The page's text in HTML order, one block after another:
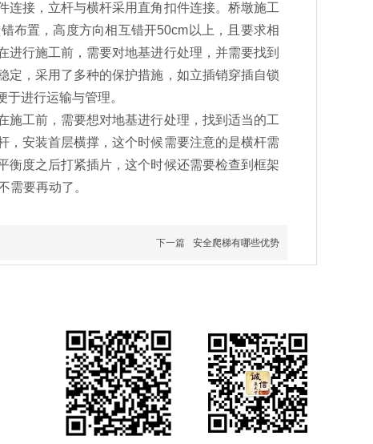
接，立杆与横杆采用直角扣件连接。桥墩施工
布置，高度方向相互错开50cm以上，且要求相
行施工前，需要对地基进行处理，并需要找到
定，采用了多种的保护措施，如立插销穿插自锁
进行运输与管理。
工前，需要想对地基进行处理，找到适当的工
，安装首层横撑，这个时候需要注意的是横杆需
衡度之后打紧插片，这个时候还需要检查到框架
需要再动了。
下一篇 安全爬梯有哪些优势